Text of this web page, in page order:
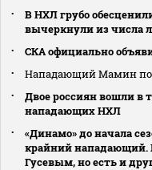
В НХЛ грубо
вычеркнули из числа
СКА официально
Нападающий Мамин
Двое россиян вошли в
нападающих НХЛ
«Динамо» до начала
крайний нападающий.
Гусевым, но есть и